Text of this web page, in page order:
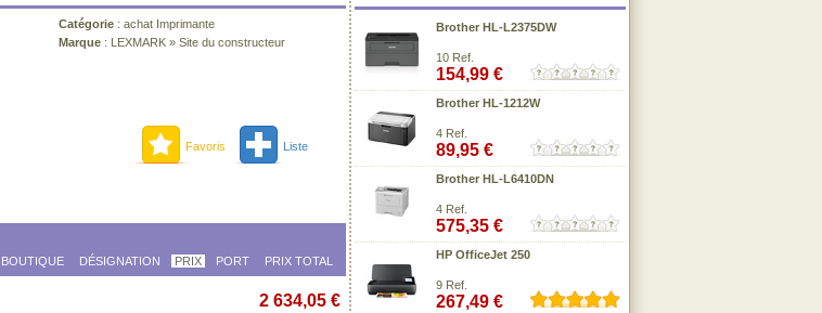
Catégorie : achat Imprimante
Marque : LEXMARK » Site du constructeur
Favoris Liste
BOUTIQUE DÉSIGNATION PRIX PORT PRIX TOTAL
2 634,05 €
Brother HL-L2375DW
10 Ref.
154,99 €
Brother HL-1212W
4 Ref.
89,95 €
Brother HL-L6410DN
4 Ref.
575,35 €
HP OfficeJet 250
9 Ref.
267,49 €